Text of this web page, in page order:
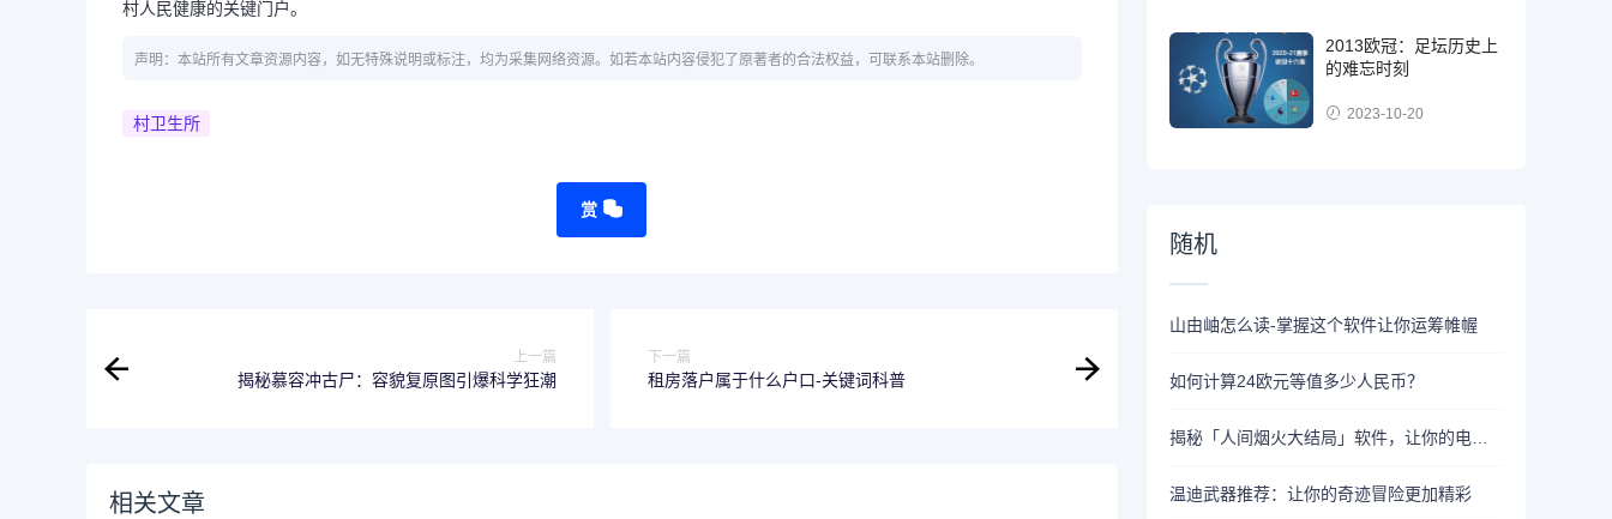
村人民健康的关键门户。
声明：本站所有文章资源内容，如无特殊说明或标注，均为采集网络资源。如若本站内容侵犯了原著者的合法权益，可联系本站删除。
村卫生所
赏
上一篇
揭秘慕容冲古尸：容貌复原图引爆科学狂潮
下一篇
租房落户属于什么户口-关键词科普
相关文章
2013欧冠：足坛历史上
的难忘时刻
2023-10-20
随机
山由岫怎么读-掌握这个软件让你运筹帷幄
如何计算24欧元等值多少人民币？
温迪武器推荐：让你的奇迹冒险更加精彩